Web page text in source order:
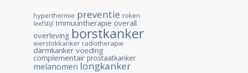
hyperthermie preventie roken
leefstijl Immuuntherapie overall
overleving borstkanker
eierstokkanker radiotherapie
darmkanker voeding
complementair prostaatkanker
melanomen longkanker